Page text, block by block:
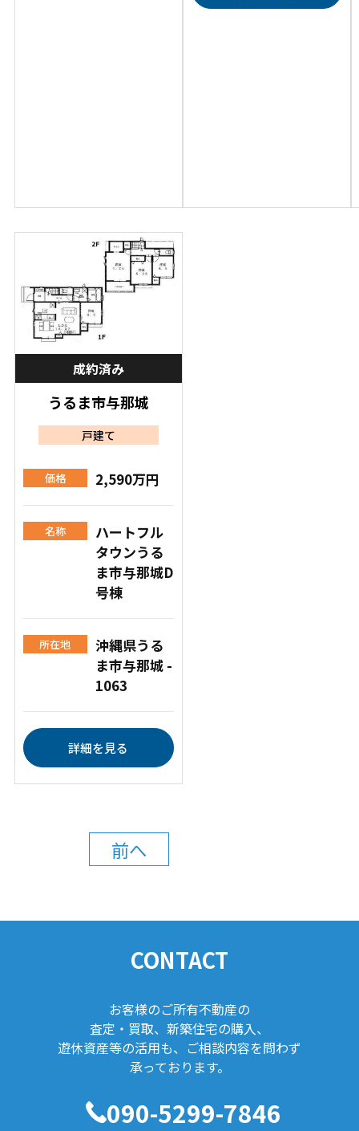
成約済み
うるま市与那城
戸建て
価格 2,590万円
名称
ハートフル
タウンうる
ま市与那城D
号棟
所在地
沖縄県うる
ま市与那城 -
1063
詳細を見る
前へ
CONTACT
お客様のご所有不動産の
査定・買取、新築住宅の購入、
遊休資産等の活用も、ご相談内容を問わず
承っております。
090-5299-7846